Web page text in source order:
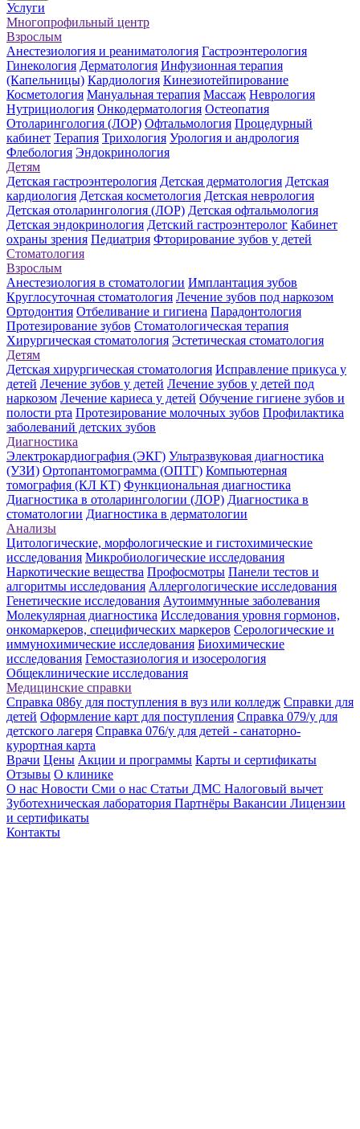
Услуги
Многопрофильный центр
Взрослым
Анестезиология и реаниматология Гастроэнтерология
Гинекология Дерматология Инфузионная терапия
(Капельницы) Кардиология Кинезиотейпирование
Косметология Мануальная терапия Массаж Неврология
Нутрициология Онкодерматология Остеопатия
Отоларингология (ЛОР) Офтальмология Процедурный
кабинет Терапия Трихология Урология и андрология
Флебология Эндокринология
Детям
Детская гастроэнтерология Детская дерматология Детская
кардиология Детская косметология Детская неврология
Детская отоларингология (ЛОР) Детская офтальмология
Детская эндокринология Детский гастроэнтеролог Кабинет
охраны зрения Педиатрия Фторирование зубов у детей
Стоматология
Взрослым
Анестезиология в стоматологии Имплантация зубов
Круглосуточная стоматология Лечение зубов под наркозом
Ортодонтия Отбеливание и гигиена Парадонтология
Протезирование зубов Стоматологическая терапия
Хирургическая стоматология Эстетическая стоматология
Детям
Детская хирургическая стоматология Исправление прикуса у
детей Лечение зубов у детей Лечение зубов у детей под
наркозом Лечение кариеса у детей Обучение гигиене зубов и
полости рта Протезирование молочных зубов Профилактика
заболеваний детских зубов
Диагностика
Электрокардиография (ЭКГ) Ультразвуковая диагностика
(УЗИ) Ортопантомограмма (ОПТГ) Компьютерная
томография (КЛ КТ) Функциональная диагностика
Диагностика в отоларингологии (ЛОР) Диагностика в
стоматологии Диагностика в дерматологии
Анализы
Цитологические, морфологические и гистохимические
исследования Микробиологические исследования
Наркотические вещества Профосмотры Панели тестов и
алгоритмы исследования Аллергологические исследования
Генетические исследования Аутоиммунные заболевания
Молекулярная диагностика Исследования уровня гормонов,
онкомаркеров, специфических маркеров Серологические и
иммунохимические исследования Биохимические
исследования Гемостазиология и изосерология
Общеклинические исследования
Медицинские справки
Справка 086у для поступления в вуз или колледж Справки для
детей Оформление карт для поступления Справка 079/у для
детского лагеря Справка 076/у для детей - санаторно-
курортная карта
Врачи Цены Акции и программы Карты и сертификаты
Отзывы О клинике
О нас Новости Сми о нас Статьи ДМС Налоговый вычет
Зуботехническая лаборатория Партнёры Вакансии Лицензии
и сертификаты
Контакты